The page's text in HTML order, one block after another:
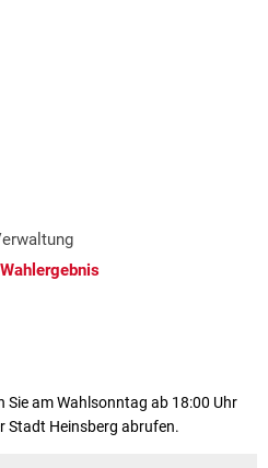
Wahlergebnis
Sie am Wahlsonntag ab 18:00 Uhr
Stadt Heinsberg abrufen.